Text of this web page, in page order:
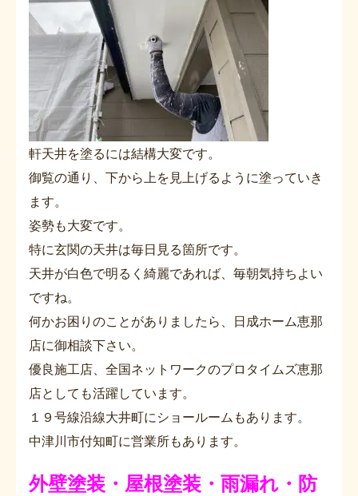
軒天井を塗るには結構大変です。
御覧の通り、下から上を見上げるように塗っていき
ます。
姿勢も大変です。
特に玄関の天井は毎日見る箇所です。
天井が白色で明るく綺麗であれば、毎朝気持ちよい
ですね。
何かお困りのことがありましたら、日成ホーム恵那
店に御相談下さい。
優良施工店、全国ネットワークのプロタイムズ恵那
店としても活躍しています。
１９号線沿線大井町にショールームもあります。
中津川市付知町に営業所もあります。
外壁塗装・屋根塗装・雨漏れ・防